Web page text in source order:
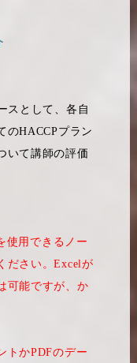
スとして、各自
のHACCPプラン
いて講師の評価
使用できるノー
ださい。Excelが
可能ですが、か
トかPDFのデー